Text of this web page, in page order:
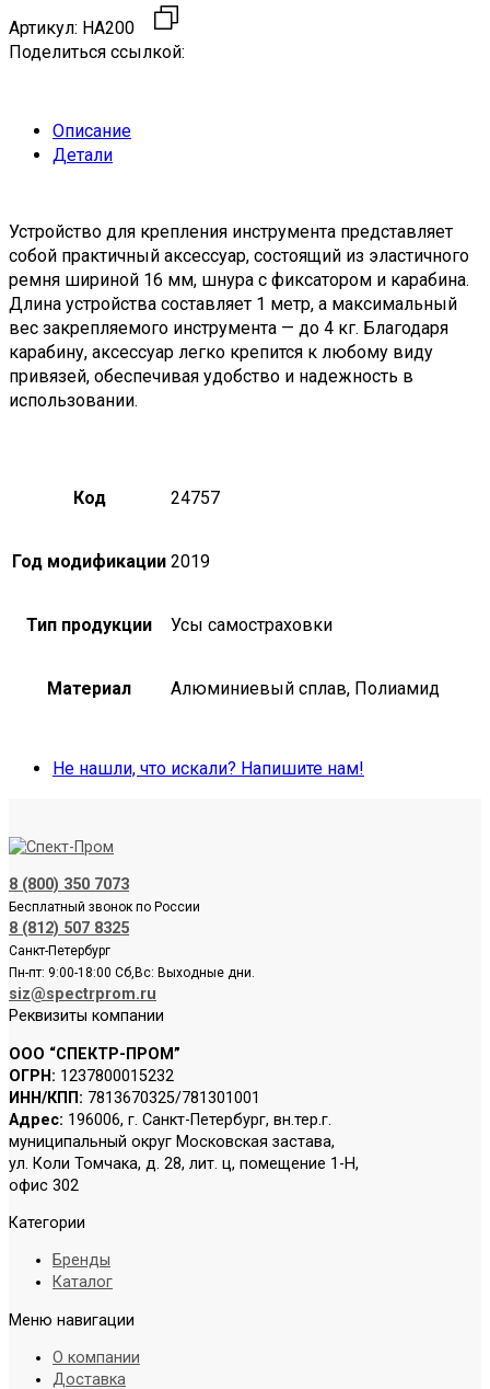
Артикул: HA200
Поделиться ссылкой:
Описание
Детали
Устройство для крепления инструмента представляет
собой практичный аксессуар, состоящий из эластичного
ремня шириной 16 мм, шнура с фиксатором и карабина.
Длина устройства составляет 1 метр, а максимальный
вес закрепляемого инструмента — до 4 кг. Благодаря
карабину, аксессуар легко крепится к любому виду
привязей, обеспечивая удобство и надежность в
использовании.
Код 24757
Год модификации 2019
Тип продукции Усы самостраховки
Материал Алюминиевый сплав, Полиамид
Не нашли, что искали? Напишите нам!
8 (800) 350 7073
Бесплатный звонок по России
8 (812) 507 8325
Санкт-Петербург
Пн-пт: 9:00-18:00 Сб,Вс: Выходные дни.
siz@spectrprom.ru
Реквизиты компании
ООО “СПЕКТР-ПРОМ”
ОГРН: 1237800015232
ИНН/КПП: 7813670325/781301001
Адрес: 196006, г. Санкт-Петербург, вн.тер.г.
муниципальный округ Московская застава,
ул. Коли Томчака, д. 28, лит. ц, помещение 1-Н,
офис 302
Категории
Бренды
Каталог
Меню навигации
О компании
Доставка